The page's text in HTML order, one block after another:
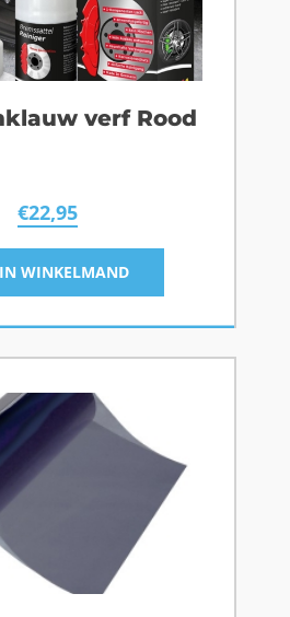
verf Rood
€22,95
WINKELMAND